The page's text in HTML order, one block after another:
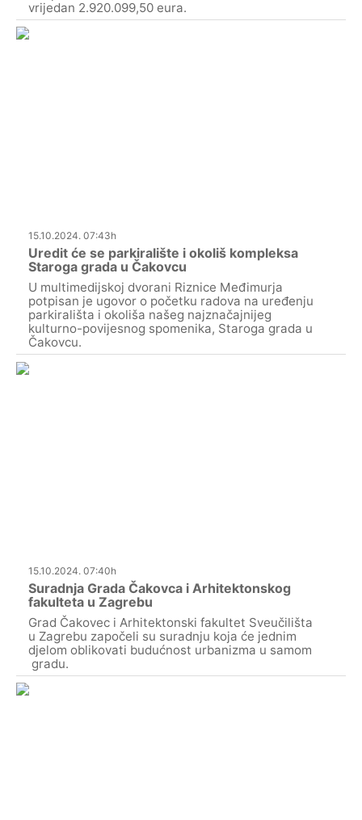
vrijedan 2.920.099,50 eura.
15.10.2024. 07:43h
Uredit će se parkiralište i okoliš kompleksa
Staroga grada u Čakovcu
U multimedijskoj dvorani Riznice Međimurja
potpisan je ugovor o početku radova na uređenju
parkirališta i okoliša našeg najznačajnijeg
kulturno-povijesnog spomenika, Staroga grada u
Čakovcu.
15.10.2024. 07:40h
Suradnja Grada Čakovca i Arhitektonskog
fakulteta u Zagrebu
Grad Čakovec i Arhitektonski fakultet Sveučilišta
u Zagrebu započeli su suradnju koja će jednim
djelom oblikovati budućnost urbanizma u samom
gradu.